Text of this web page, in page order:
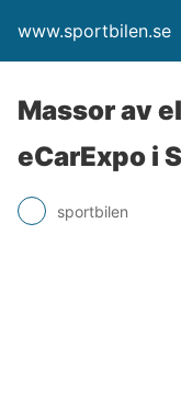
www.sportbilen.se
Massor av
eCarExpo i
sportbilen